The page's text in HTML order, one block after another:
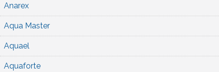
Anarex
Aqua Master
Aquael
Aquaforte